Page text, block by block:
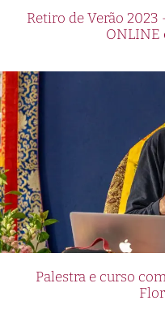
Retiro de Verão 2023
ONLINE
Palestra e curso